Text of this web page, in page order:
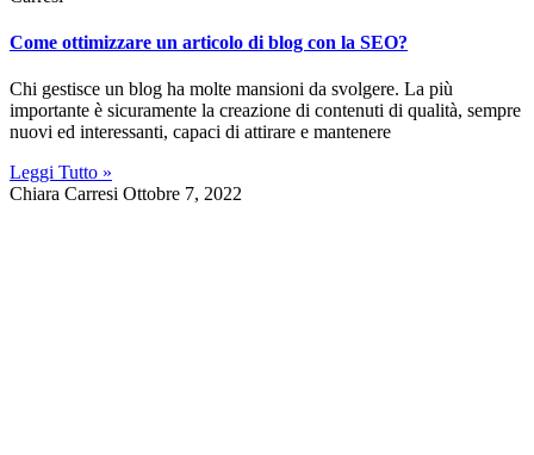
Come ottimizzare un articolo di blog con la SEO?
Chi gestisce un blog ha molte mansioni da svolgere. La più
importante è sicuramente la creazione di contenuti di qualità, sempre
nuovi ed interessanti, capaci di attirare e mantenere
Leggi Tutto »
Chiara Carresi Ottobre 7, 2022